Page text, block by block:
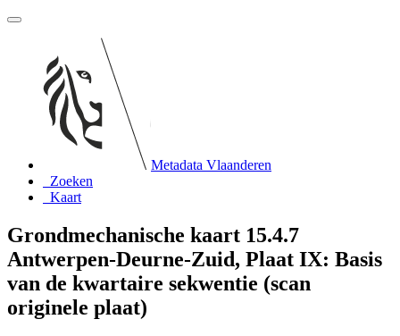
Metadata Vlaanderen
Zoeken
Kaart
Grondmechanische kaart 15.4.7
Antwerpen-Deurne-Zuid, Plaat IX: Basis
van de kwartaire sekwentie (scan
originele plaat)